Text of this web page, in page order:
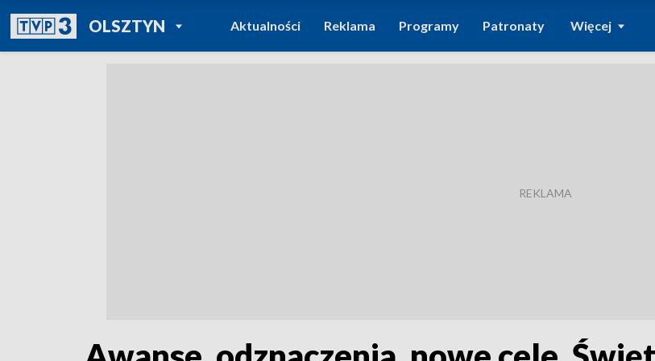
OLSZTYNPOWRÓT DO
TVP REGIONY
Aktualności Reklama Programy Patronaty Więcej